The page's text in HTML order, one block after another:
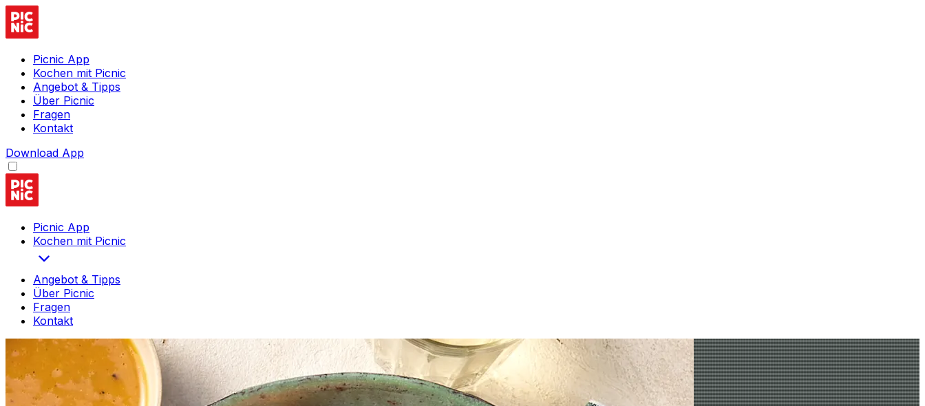
Picnic App
Kochen mit Picnic
Angebot & Tipps
Über Picnic
Fragen
Kontakt
Download App
Picnic App
Kochen mit Picnic
Angebot & Tipps
Über Picnic
Fragen
Kontakt